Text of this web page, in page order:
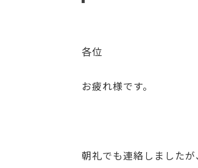
各位
お疲れ様です。
朝礼でも連絡しました